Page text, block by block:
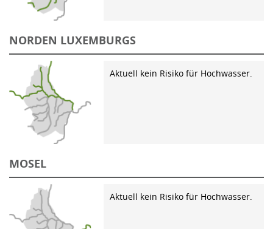
NORDEN LUXEMBURGS
Aktuell kein Risiko für Hochwasser.
MOSEL
Aktuell kein Risiko für Hochwasser.